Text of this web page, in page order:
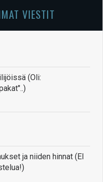
VIESTIT
(Oli:
ja niiden hinnat (EI